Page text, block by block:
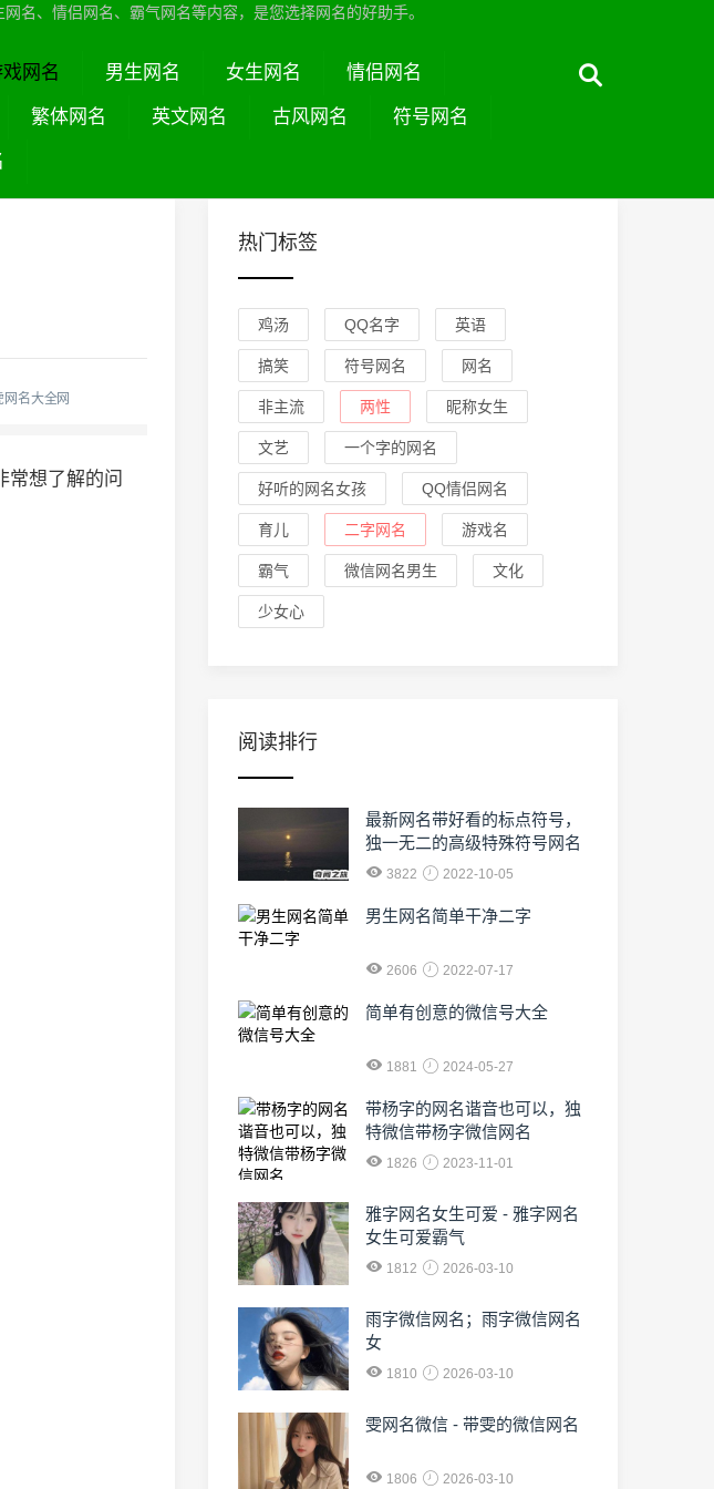
名、情侣网名、霸气网名等内容，是您选择网名的好助手。
戏网名 男生网名 女生网名 情侣网名
繁体网名 英文网名 古风网名 符号网名
网名大全网
常想了解的问
热门标签
鸡汤 QQ名字 英语
搞笑 符号网名 网名
非主流 两性 昵称女生
文艺 一个字的网名
好听的网名女孩 QQ情侣网名
育儿 二字网名 游戏名
霸气 微信网名男生 文化
少女心
阅读排行
最新网名带好看的标点符号，
独一无二的高级特殊符号网名
3822 2022-10-05
男生网名简单干净二字
2606 2022-07-17
简单有创意的微信号大全
1881 2024-05-27
​带杨字的网名谐音也可以，独
特微信带杨字微信网名
1826 2023-11-01
雅字网名女生可爱 - 雅字网名
女生可爱霸气
1812 2026-03-10
雨字微信网名；雨字微信网名
女
1810 2026-03-10
雯网名微信 - 带雯的微信网名
1806 2026-03-10